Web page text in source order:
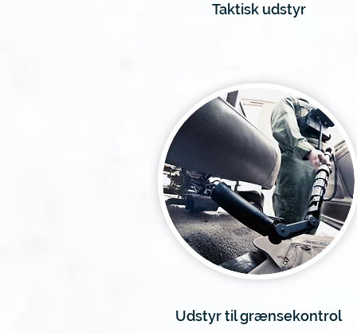
Taktisk udstyr
Udstyr til grænsekontrol